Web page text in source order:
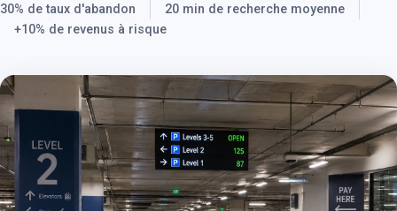
30% de taux d'abandon
20 min de recherche moyenne
+10% de revenus à risque